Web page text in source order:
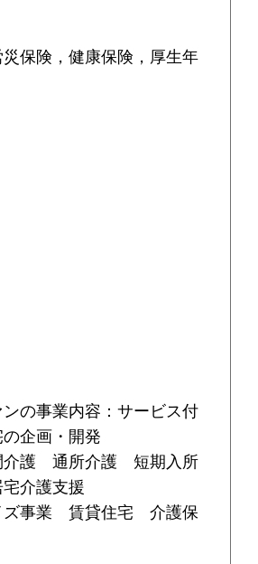
保険，健康保険，厚生年
の事業内容：サービス付
企画・開発
介護 通所介護 短期入所
介護支援
ズ事業 賃貸住宅 介護保